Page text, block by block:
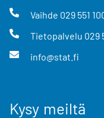
Vaihde 029 551
Tietopalvelu 029
info@stat.fi
Kysy meiltä